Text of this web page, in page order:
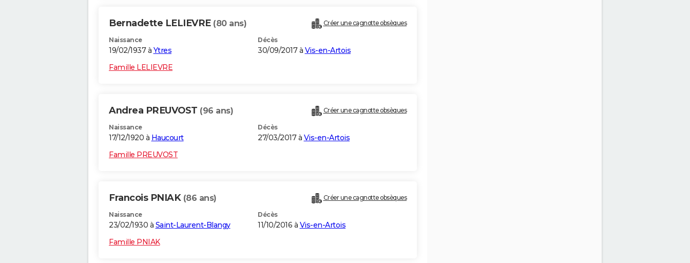
Bernadette LELIEVRE (80 ans) Créer une cagnotte obsèques
Naissance
19/02/1937 à Ytres
Décès
30/09/2017 à Vis-en-Artois
Famille LELIEVRE
Andrea PREUVOST (96 ans) Créer une cagnotte obsèques
Naissance
17/12/1920 à Haucourt
Décès
27/03/2017 à Vis-en-Artois
Famille PREUVOST
Francois PNIAK (86 ans) Créer une cagnotte obsèques
Naissance
23/02/1930 à Saint-Laurent-Blangy
Décès
11/10/2016 à Vis-en-Artois
Famille PNIAK